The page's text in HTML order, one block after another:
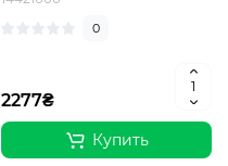
0
2277₴
Купить